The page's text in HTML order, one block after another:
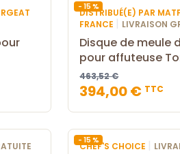
- 15 %
DISTRIBUÉ(E) PAR
FRANCE | LIVRAISON
Disque de meule
pour affuteuse
463,52 €
394,00 € TTC
- 15 %
CHEF'S CHOICE |